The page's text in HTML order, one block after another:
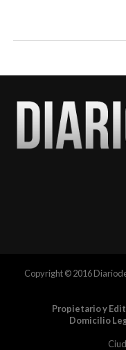
Copyright © 2016
Propietario y
Domicilio